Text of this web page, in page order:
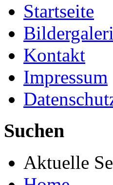
Startseite
Kontakt
Impressum
Suchen
Aktuelle